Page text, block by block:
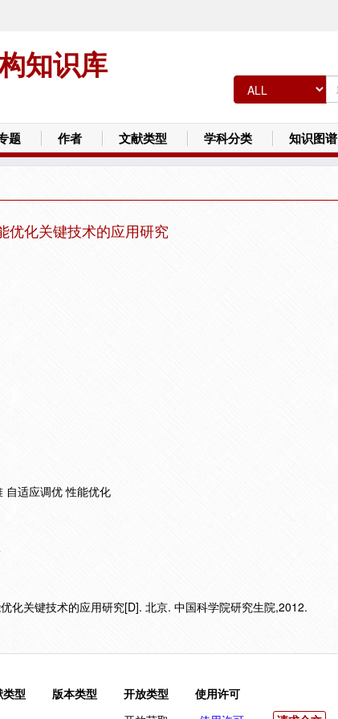
知识库
题 作者 文献类型 学科分类 知识图谱
优化关键技术的应用研究
自适应调优 性能优化
化关键技术的应用研究[D]. 北京. 中国科学院研究生院,2012.
型 版本类型 开放类型
使用许可